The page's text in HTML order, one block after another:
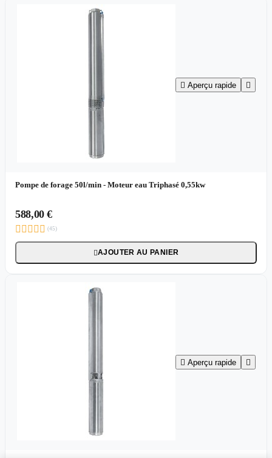
 Aperçu rapide 
Pompe de forage 50l/min - Moteur eau Triphasé 0,55kw
588,00 €
     (45)
AJOUTER AU PANIER
 Aperçu rapide 